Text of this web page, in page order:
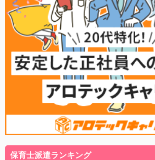
保育士派遣ランキング